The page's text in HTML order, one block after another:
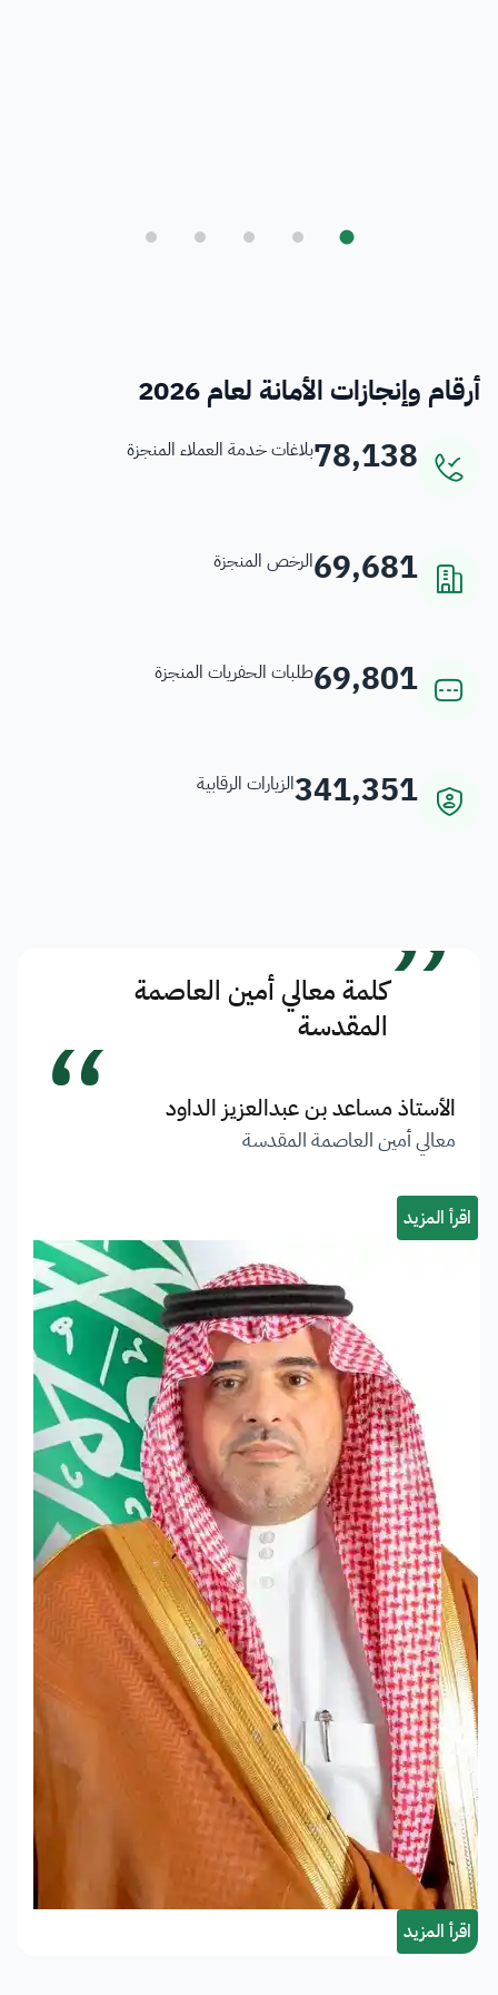
أرقام وإنجازات الأمانة لعام 2026
78,138بلاغات خدمة العملاء المنجزة
69,681الرخص المنجزة
69,801طلبات الحفريات المنجزة
341,351الزيارات الرقابية
”كلمة معالي أمين العاصمة
المقدسة
الأستاذ مساعد بن عبدالعزيز الداود
معالي أمين العاصمة المقدسة “